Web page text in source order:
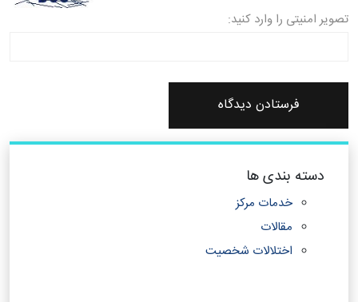
تصویر امنیتی را وارد کنید:
دسته بندی ها
خدمات مرکز
مقالات
اختلالات شخصیت